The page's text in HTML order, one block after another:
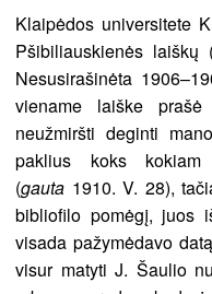
Klaipėdos universitete
Pšibiliauskienės laiškų
Nesusirašinėta
viename laiške
neužmiršti deginti
paklius koks kokiam
(gauta 1910. V. 28),
bibliofilo pomėgį, juos
visada pažymėdavo
visur matyti J. Šaulio